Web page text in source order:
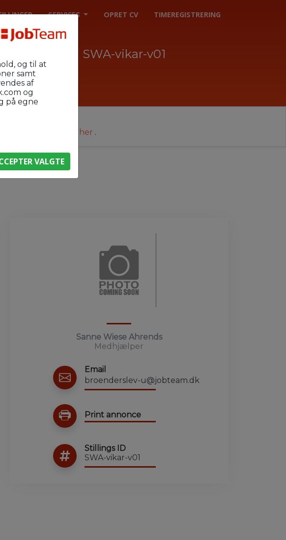
SERVICES OPRET CV TIMEREGISTRERING
SWA-vikar-v01
lignende annoncer her .
Sanne Wiese Ahrends
Medhjælper
Email
broenderslev-u@jobteam.dk
Print annonce
Stillings ID
SWA-vikar-v01
og til at
samt
af
og
på egne
VALGTE